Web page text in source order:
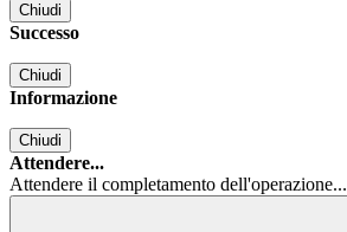
Chiudi
Successo
Chiudi
Informazione
Chiudi
Attendere...
Attendere il completamento dell'operazione...